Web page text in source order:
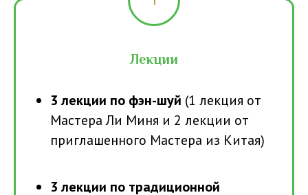
Лекции
3 лекции по фэн-шуй (1 лекция от
Мастера Ли Миня и 2 лекции от
приглашенного Мастера из Китая)
3 лекции по традиционной